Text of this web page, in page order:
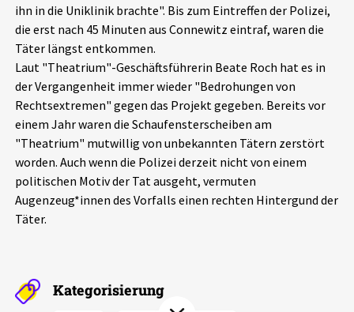
Alle Beiträge
Veranstaltungen
Pressemitteilungen
Podcasts
Über uns
Projektbeschreibung
Kontakt
Unterstützer_innen
Spenden
chronik.LE in der Presse
ihn in die Uniklinik brachte". Bis zum Eintreffen der Polizei,
die erst nach 45 Minuten aus Connewitz eintraf, waren die
Täter längst entkommen.
Laut "Theatrium"-Geschäftsführerin Beate Roch hat es in
der Vergangenheit immer wieder "Bedrohungen von
Rechtsextremen" gegen das Projekt gegeben. Bereits vor
einem Jahr waren die Schaufensterscheiben am
"Theatrium" mutwillig von unbekannten Tätern zerstört
worden. Auch wenn die Polizei derzeit nicht von einem
politischen Motiv der Tat ausgeht, vermuten
Augenzeug*innen des Vorfalls einen rechten Hintergund der
Täter.
Kategorisierung